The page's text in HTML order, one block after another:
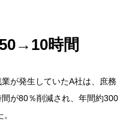
時間
が発生していたA社は、庶務
が80％削減され、年間約300
）